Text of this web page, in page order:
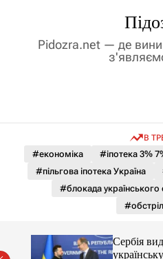
Pidozra.net — де
В
#економіка #іпотека 3%
#пільгова іпотека Україна
#блокада українського
Сербія